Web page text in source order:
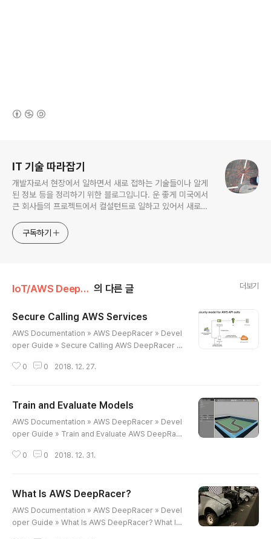
IT 기술 따라잡기
개발자로서 현장에서 일하면서 새로 접하는 기술들이나 알게
된 정보 등을 정리하기 위한 블로그입니다. 운 좋게 미국에서
큰 회사들의 프로젝트에서 컬설턴트로 일하고 있어서 새로운
사용되는 툴들에 대해 많은 분들과 정보를 공유하고 싶습니다.
구독하기
IoT/AWS DeepRacer 의 다른 글 더보기
Secure Calling AWS Services
AWS Documentation » AWS DeepRacer » Devel
oper Guide » Secure Calling AWS DeepRacer a
epRacer and Other AWS ServicesTo run AWS D
e security settings allow you to call the AWS De
epRacer service and also allow the AWS DeepR
acer service to call other AWS services on y..
0 0 2018. 12. 27.
Train and Evaluate Models
AWS Documentation » AWS DeepRacer » Devel
oper Guide » Train and Evaluate AWS DeepRac
Models In general, to train your reinforcement l
ure it captures the problem you are trying to sol
ve. The AWS DeepRacer service have defined t
he states and actions for you and g..
0 0 2018. 12. 31.
What Is AWS DeepRacer?
AWS Documentation » AWS DeepRacer » Devel
oper Guide » What Is AWS DeepRacer? What Is